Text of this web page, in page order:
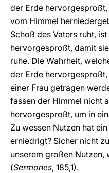
der Erde
vom Himmel
Schoß des Vaters ruht,
hervorgesproßt, damit
ruhe. Die Wahrheit,
der Erde
einer Frau getragen
fassen der Himmel nicht
hervorgesproßt, um in
Zu wessen Nutzen hat
erniedrigt? Sicher nicht
unserem großen Nutzen,
(Sermones, 185,1).